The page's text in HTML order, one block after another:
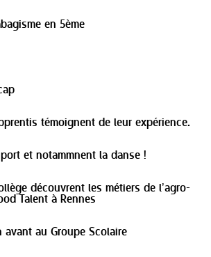
en 5ème
témoignent de leur expérience.
et notammnent la danse !
découvrent les métiers de l’agro-
Talent à Rennes
avant au Groupe Scolaire